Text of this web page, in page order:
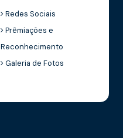
Redes Sociais
Prêmiações e
Reconhecimento
Galeria de Fotos